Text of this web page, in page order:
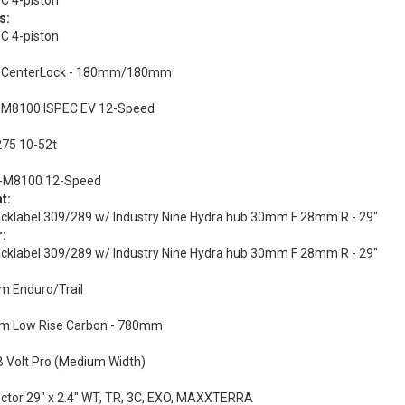
4-piston
- 180mm/180mm
ISPEC EV 12-Speed
10-52t
12-Speed
309/289 w/ Industry Nine Hydra hub 30mm F 28mm R - 29"
309/289 w/ Industry Nine Hydra hub 30mm F 28mm R - 29"
Enduro/Trail
Low Rise Carbon - 780mm
Volt Pro (Medium Width)
29" x 2.4" WT, TR, 3C, EXO, MAXXTERRA